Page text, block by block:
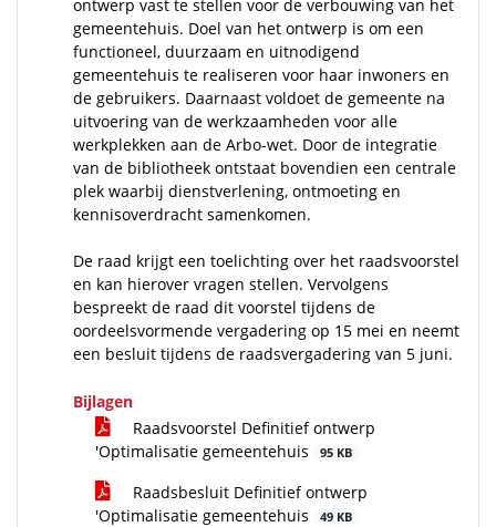
ontwerp vast te stellen voor de verbouwing van het
gemeentehuis. Doel van het ontwerp is om een
functioneel, duurzaam en uitnodigend
gemeentehuis te realiseren voor haar inwoners en
de gebruikers. Daarnaast voldoet de gemeente na
uitvoering van de werkzaamheden voor alle
werkplekken aan de Arbo-wet. Door de integratie
van de bibliotheek ontstaat bovendien een centrale
plek waarbij dienstverlening, ontmoeting en
kennisoverdracht samenkomen.
De raad krijgt een toelichting over het raadsvoorstel
en kan hierover vragen stellen. Vervolgens
bespreekt de raad dit voorstel tijdens de
oordeelsvormende vergadering op 15 mei en neemt
een besluit tijdens de raadsvergadering van 5 juni.
Bijlagen
Raadsvoorstel Definitief ontwerp
'Optimalisatie gemeentehuis
95 KB
Raadsbesluit Definitief ontwerp
'Optimalisatie gemeentehuis
49 KB